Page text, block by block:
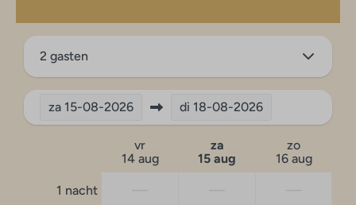
2 gasten
za 15-08-2026 di 18-08-2026
vr
14 aug
za
15 aug
zo
16 aug
1 nacht